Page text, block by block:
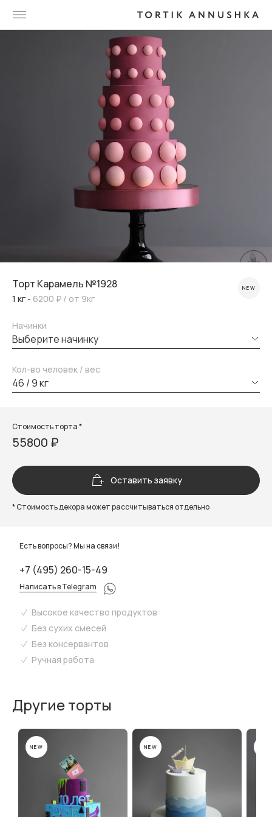
Торт Карамель №1928
1 кг - 6200 ₽ / от 9кг
NEW
Начинки
выберите начинку
Кол-во человек / вес
46 / 9 кг
Стоимость торта *
55800 ₽
Оставить заявку
* Стоимость декора может рассчитываться отдельно
Есть вопросы? Мы на связи!
+7 (495) 260-15-49
Написать в Telegram
Высокое качество продуктов
Без сухих смесей
Без консервантов
Ручная работа
Другие торты
NEW NEW